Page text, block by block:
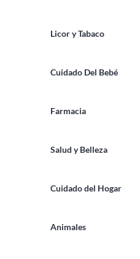
Licor y Tabaco
Cuidado Del Bebé
Farmacia
Salud y Belleza
Cuidado del Hogar
Animales